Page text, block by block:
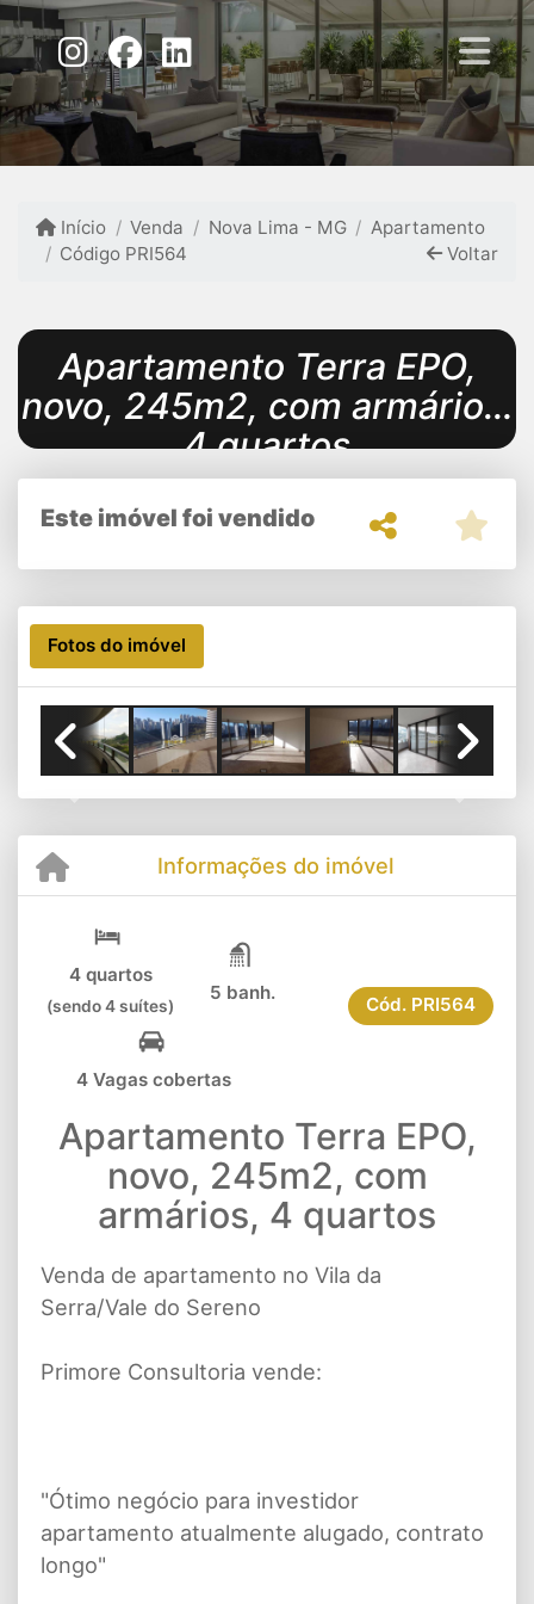
Início Venda Nova Lima - MG
Apartamento
Código PRI564
Voltar
Apartamento Terra EPO,
novo, 245m2, com armários,
4 quartos
Este imóvel foi vendido
Fotos do imóvel
Informações do imóvel
4 quartos
(sendo 4 suítes)
5 banh.
4 Vagas cobertas
Cód. PRI564
Apartamento Terra EPO,
novo, 245m2, com
armários, 4 quartos
Venda de apartamento no Vila da
Serra/Vale do Sereno
Primore Consultoria vende:
"Ótimo negócio para investidor
apartamento atualmente alugado, contrato
longo"